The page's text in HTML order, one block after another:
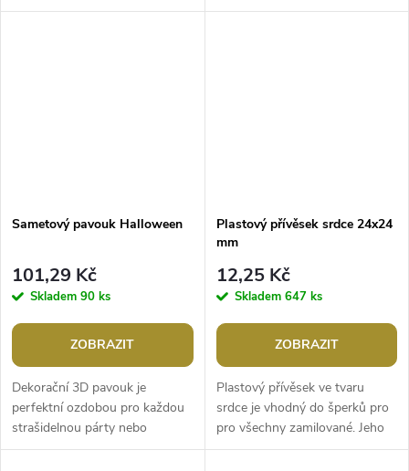
které rády tvoří květinové
tematickou výzdobu. Je
Sametový pavouk Halloween
101,29 Kč
Skladem 90 ks
ZOBRAZIT
Dekorační 3D pavouk je
perfektní ozdobou pro každou
strašidelnou párty nebo
tematickou výzdobu. Tento
Plastový přívěsek srdce 24x24
mm
12,25 Kč
Skladem 647 ks
ZOBRAZIT
Plastový přívěsek ve tvaru
srdce je vhodný do šperků pro
pro všechny zamilované. Jeho
velikost je vhodná na